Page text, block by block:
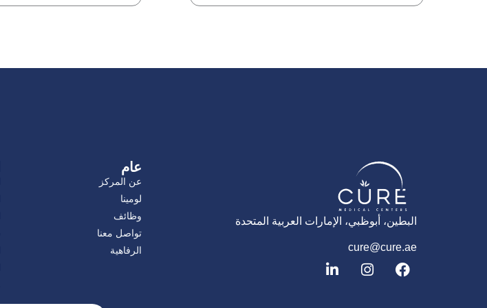
البطين، أبوظبي، الإمارات العربية المتحدة
cure@cure.ae
ف
ي
ا
ن
ل
ي
عام
عن المركز
لومينا
وظائف
تواصل معنا
الرفاهية